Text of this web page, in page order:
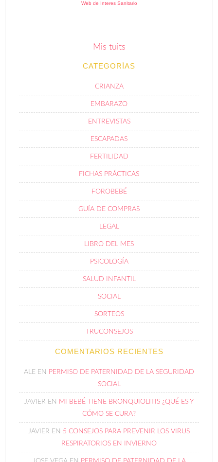
Web de Interes Sanitario
Mis tuits
CATEGORÍAS
CRIANZA
EMBARAZO
ENTREVISTAS
ESCAPADAS
FERTILIDAD
FICHAS PRÁCTICAS
FOROBEBÉ
GUÍA DE COMPRAS
LEGAL
LIBRO DEL MES
PSICOLOGÍA
SALUD INFANTIL
SOCIAL
SORTEOS
TRUCONSEJOS
COMENTARIOS RECIENTES
ALE EN PERMISO DE PATERNIDAD DE LA SEGURIDAD
SOCIAL
JAVIER EN MI BEBÉ TIENE BRONQUIOLITIS ¿QUÉ ES Y
CÓMO SE CURA?
JAVIER EN 5 CONSEJOS PARA PREVENIR LOS VIRUS
RESPIRATORIOS EN INVIERNO